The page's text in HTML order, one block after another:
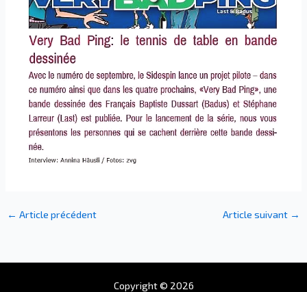
← Article précédent Article suivant →
Copyright © 2026